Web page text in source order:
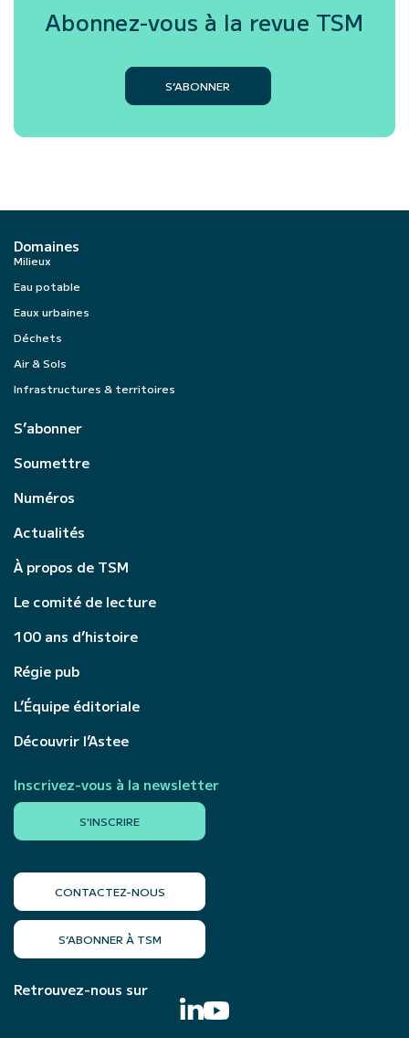
Abonnez-vous à la revue TSM
S’ABONNER
Domaines
Milieux
Eau potable
Eaux urbaines
Déchets
Air & Sols
Infrastructures & territoires
S’abonner
Soumettre
Numéros
Actualités
À propos de TSM
Le comité de lecture
100 ans d’histoire
Régie pub
L’Équipe éditoriale
Découvrir l’Astee
Inscrivez-vous à la newsletter
S'INSCRIRE
CONTACTEZ-NOUS
S’ABONNER À TSM
Retrouvez-nous sur